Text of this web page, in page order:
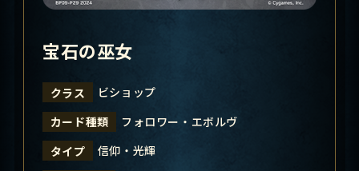
宝石の巫女
クラス
ビショップ
カード種類
フォロワー・エボルヴ
タイプ
信仰・光輝